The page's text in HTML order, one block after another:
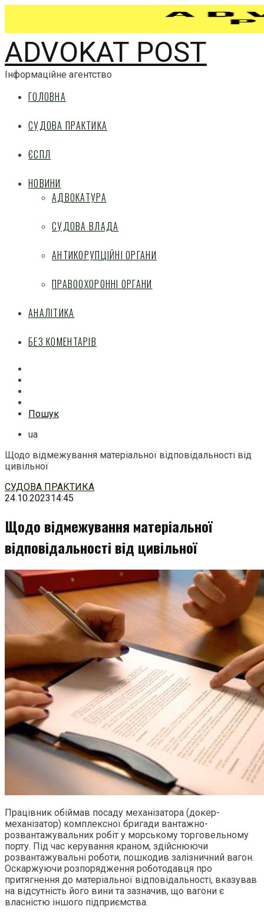
ADVOKAT POST
Інформаційне агентство
ГОЛОВНА
СУДОВА ПРАКТИКА
ЄСПЛ
НОВИНИ
АДВОКАТУРА
СУДОВА ВЛАДА
АНТИКОРУПЦІЙНІ ОРГАНИ
ПРАВООХОРОННІ ОРГАНИ
АНАЛІТИКА
БЕЗ КОМЕНТАРІВ
Пошук
ua
Щодо відмежування матеріальної відповідальності від
цивільної
Перейти
до
СУДОВА ПРАКТИКА
24.10.202314:45
Щодо відмежування матеріальної
відповідальності від цивільної
Працівник обіймав посаду механізатора (докер-
механізатор) комплексної бригади вантажно-
розвантажувальних робіт у морському торговельному
порту. Під час керування краном, здійснюючи
розвантажувальні роботи, пошкодив залізничний вагон.
Оскаржуючи розпорядження роботодавця про
притягнення до матеріальної відповідальності, вказував
на відсутність його вини та зазначив, що вагони є
власністю іншого підприємства.